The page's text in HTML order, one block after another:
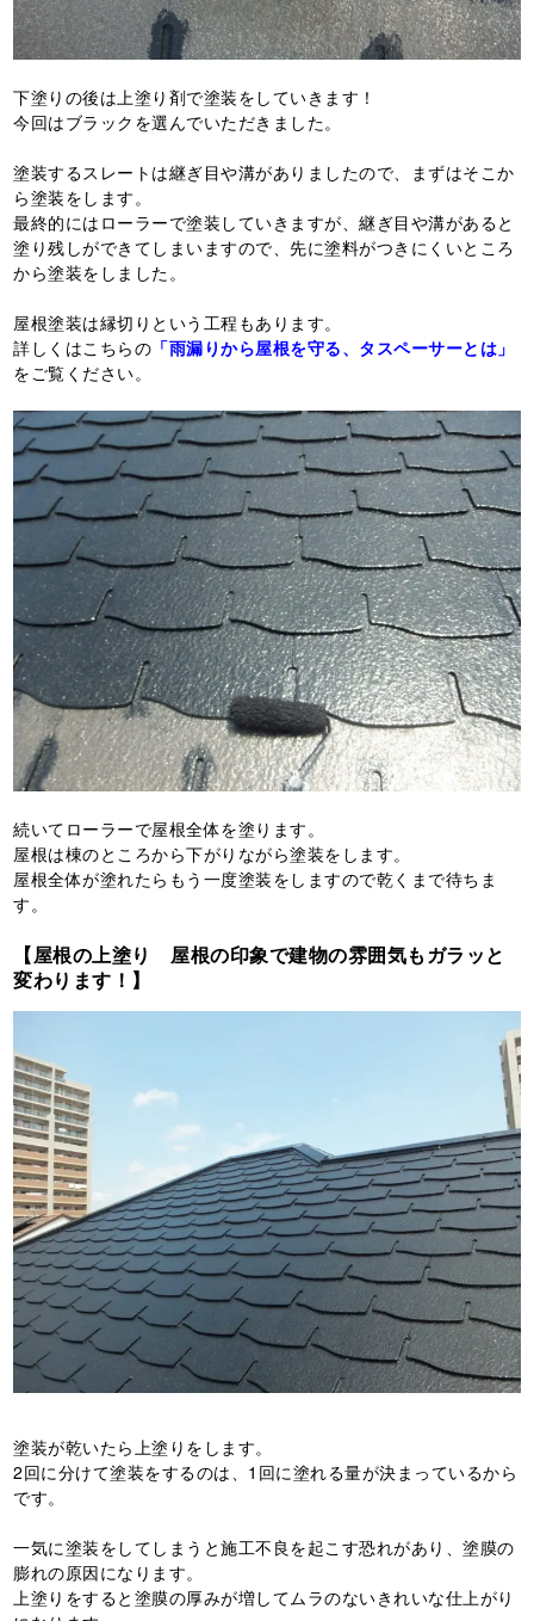
下塗りの後は上塗り剤で塗装をしていきます！
今回はブラックを選んでいただきました。
塗装するスレートは継ぎ目や溝がありましたので、まずはそこか
ら塗装をします。
最終的にはローラーで塗装していきますが、継ぎ目や溝があると
塗り残しができてしまいますので、先に塗料がつきにくいところ
から塗装をしました。
屋根塗装は縁切りという工程もあります。
詳しくはこちらの 「雨漏りから屋根を守る、タスペーサーとは」
をご覧ください。
続いてローラーで屋根全体を塗ります。
屋根は棟のところから下がりながら塗装をします。
屋根全体が塗れたらもう一度塗装をしますので乾くまで待ちま
す。
【屋根の上塗り 屋根の印象で建物の雰囲気もガラッと
変わります！】
塗装が乾いたら上塗りをします。
2回に分けて塗装をするのは、1回に塗れる量が決まっているから
です。
一気に塗装をしてしまうと施工不良を起こす恐れがあり、塗膜の
膨れの原因になります。
上塗りをすると塗膜の厚みが増してムラのないきれいな仕上がり